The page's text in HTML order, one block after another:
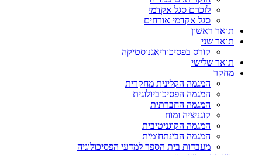
לזכרם סגל אקדמי
סגל אקדמי אורחים
תואר ראשון
תואר שני
קורס בפסיכודיאגנוסטיקה
תואר שלישי
מחקר
המגמה הקלינית מחקרית
המגמה הפסיכוביולוגית
המגמה החברתית
קוגניציה ומוח
המגמה הקוגניטיבית
המגמה הבינתחומית
מעבדות בית הספר למדעי הפסיכולוגיה